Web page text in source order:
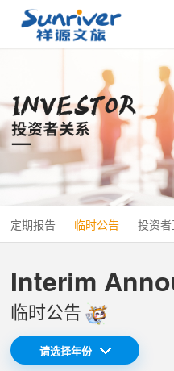
定期报告 临时公告 投资
Interim
临时公告
请选择年份